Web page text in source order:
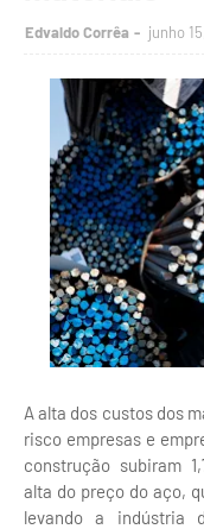
Edvaldo Corrêa junho
A alta dos custos dos
risco empresas e
construção subiram
alta do preço do aço,
levando a indústria